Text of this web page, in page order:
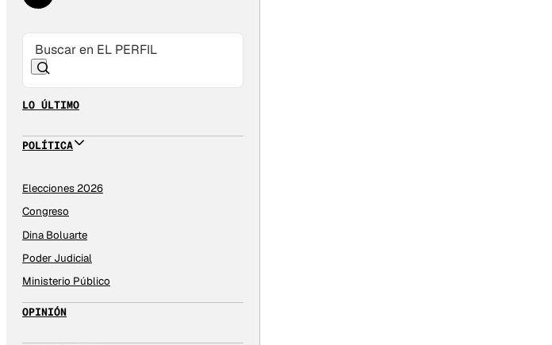
LO ÚLTIMO
POLÍTICA
Elecciones 2026
Congreso
Dina Boluarte
Poder Judicial
Ministerio Público
OPINIÓN